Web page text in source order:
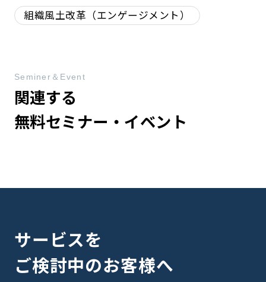
組織風土改革（エンゲージメント）
関連する
無料セミナー・イベント
Seminer＆Event
サービスを
ご検討中のお客様へ